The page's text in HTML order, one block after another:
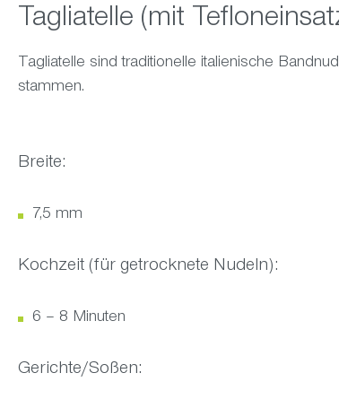
Tagliatelle (mit
Tagliatelle sind traditionelle italienische
stammen.
Breite:
7,5 mm
Kochzeit (für getrocknete Nudeln):
6 – 8 Minuten
Gerichte/Soßen: